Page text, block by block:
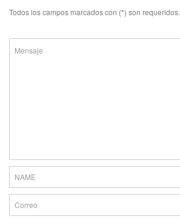
Todos los campos marcados con (*) son requeridos.